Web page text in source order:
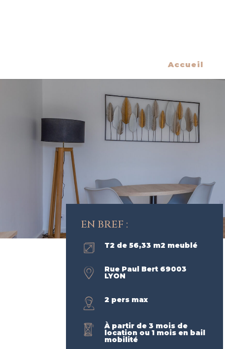
Accueil
EN BREF :
T2 de 56,33 m2 meublé
Rue Paul Bert 69003
LYON
2 pers max
À partir de 3 mois de
location ou 1 mois en bail
mobilité